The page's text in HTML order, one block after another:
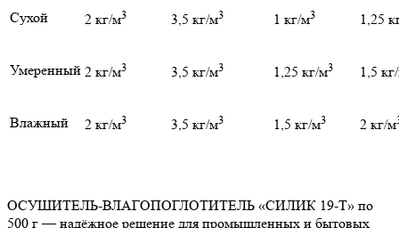
Сухой 2 кг/м3 3,5 кг/м3 1 кг/м3 1,25
Умеренный 2 кг/м3 3,5 кг/м3 1,25 кг/м3 1,5
Влажный 2 кг/м3 3,5 кг/м3 1,5 кг/м3 2 кг/м
ОСУШИТЕЛЬ-ВЛАГОПОГЛОТИТЕЛЬ «СИЛИК 19-Т» по
500 г — надёжное решение для промышленных и бытовых